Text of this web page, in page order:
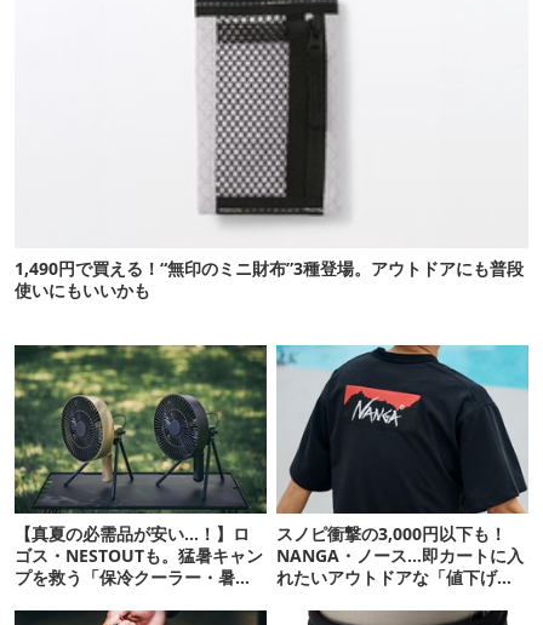
1,490円で買える！“無印のミニ財布”3種登場。アウトドアにも普段
使いにもいいかも
【真夏の必需品が安い…！】ロ
ゴス・NESTOUTも。猛暑キャン
プを救う「保冷クーラー・暑さ
スノピ衝撃の3,000円以下も！
NANGA・ノース…即カートに入
れたいアウトドアな「値下げ夏